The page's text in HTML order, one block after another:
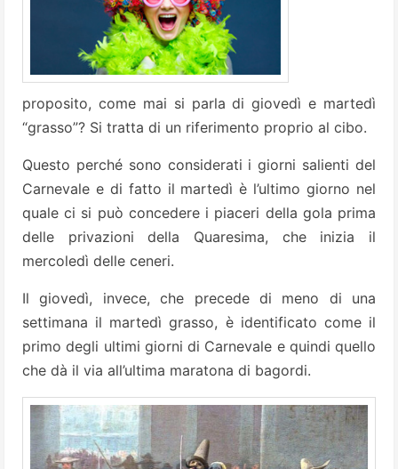
proposito, come mai si parla di giovedì e martedì
“grasso”? Si tratta di un riferimento proprio al cibo.
Questo perché sono considerati i giorni salienti del
Carnevale e di fatto il martedì è l’ultimo giorno nel
quale ci si può concedere i piaceri della gola prima
delle privazioni della Quaresima, che inizia il
mercoledì delle ceneri.
Il giovedì, invece, che precede di meno di una
settimana il martedì grasso, è identificato come il
primo degli ultimi giorni di Carnevale e quindi quello
che dà il via all’ultima maratona di bagordi.